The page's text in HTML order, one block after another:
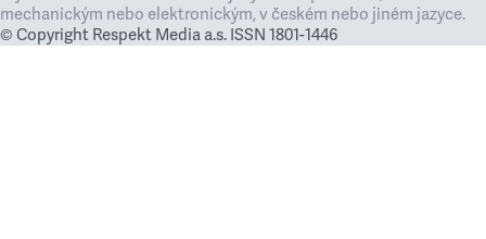
mechanickým nebo elektronickým, v českém nebo jiném jazyce.
© Copyright Respekt Media a.s. ISSN 1801-1446